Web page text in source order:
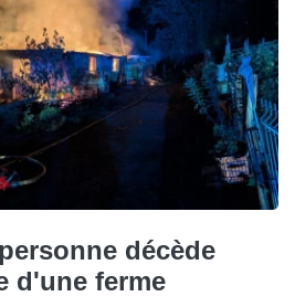
décède
d'une ferme